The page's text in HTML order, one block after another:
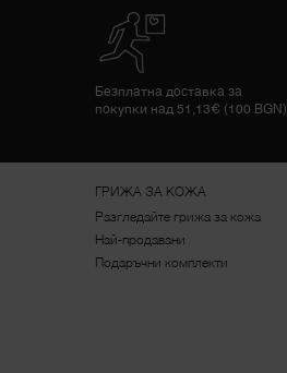
Безплатна доставка за
покупки над 51,13€ (100 BGN)
ГРИЖА ЗА КОЖА
Разгледайте грижа за кожа
Най-продавани
Подаръчни комплекти